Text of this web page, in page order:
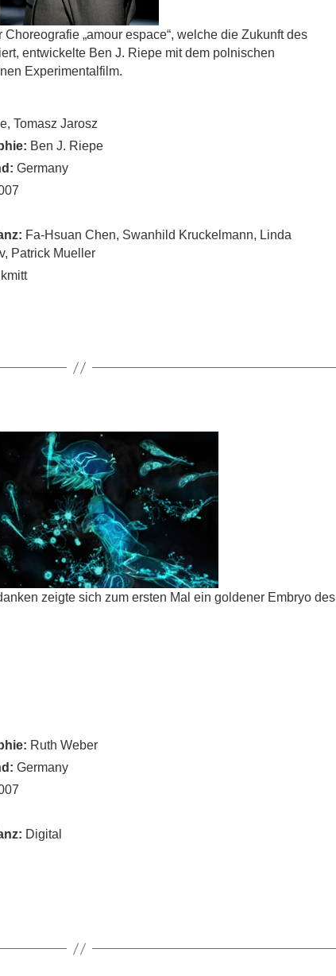
„amour espace“, welche die Zukunft des
entwickelte Ben J. Riepe mit dem polnischen
Experimentalfilm.
Tomasz Jarosz
Ben J. Riepe
Germany
Fa-Hsuan Chen, Swanhild Kruckelmann, Linda
Patrick Mueller
zeigte sich zum ersten Mal ein goldener Embryo des
Ruth Weber
Germany
Digital